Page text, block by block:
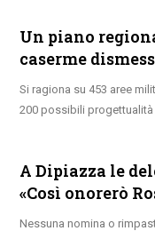
Un piano
caserme
Si ragiona su 453 aree
200 possibili
A Dipiazza le
«Così onorerò
Nessuna nomina o